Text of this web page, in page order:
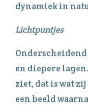
dynamiek in
Lichtpuntjes
en diepere
ziet, dat is wat
een beeld